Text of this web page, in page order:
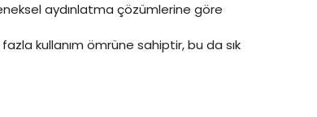
aydınlatma çözümlerine göre
kullanım ömrüne sahiptir, bu da sık